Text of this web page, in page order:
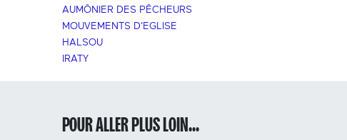
AUMÔNIER DES PÊCHEURS
MOUVEMENTS D'EGLISE
HALSOU
IRATY
POUR ALLER PLUS LOIN...